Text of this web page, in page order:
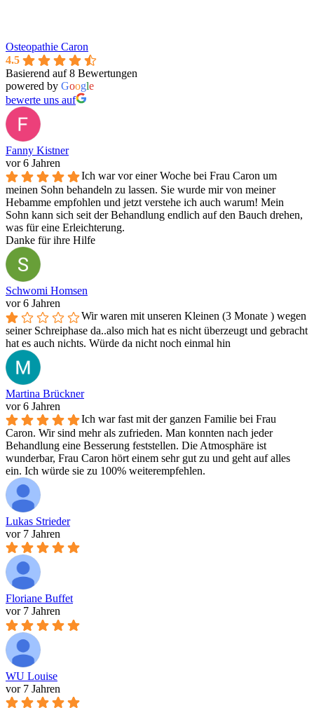
Osteopathie Caron
4.5
Basierend auf 8 Bewertungen
powered by Google
bewerte uns auf
Fanny Kistner
vor 6 Jahren
Ich war vor einer Woche bei Frau Caron um
meinen Sohn behandeln zu lassen. Sie wurde mir von meiner
Hebamme empfohlen und jetzt verstehe ich auch warum! Mein
Sohn kann sich seit der Behandlung endlich auf den Bauch drehen,
was für eine Erleichterung.
Danke für ihre Hilfe
Schwomi Homsen
vor 6 Jahren
Wir waren mit unseren Kleinen (3 Monate ) wegen
seiner Schreiphase da..also mich hat es nicht überzeugt und gebracht
hat es auch nichts. Würde da nicht noch einmal hin
Martina Brückner
vor 6 Jahren
Ich war fast mit der ganzen Familie bei Frau
Caron. Wir sind mehr als zufrieden. Man konnten nach jeder
Behandlung eine Besserung feststellen. Die Atmosphäre ist
wunderbar, Frau Caron hört einem sehr gut zu und geht auf alles
ein. Ich würde sie zu 100% weiterempfehlen.
Lukas Strieder
vor 7 Jahren
Floriane Buffet
vor 7 Jahren
WU Louise
vor 7 Jahren